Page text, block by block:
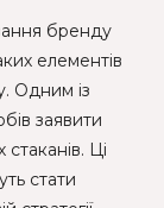
бренду
елементів
Одним із
заявити
Ці
стати